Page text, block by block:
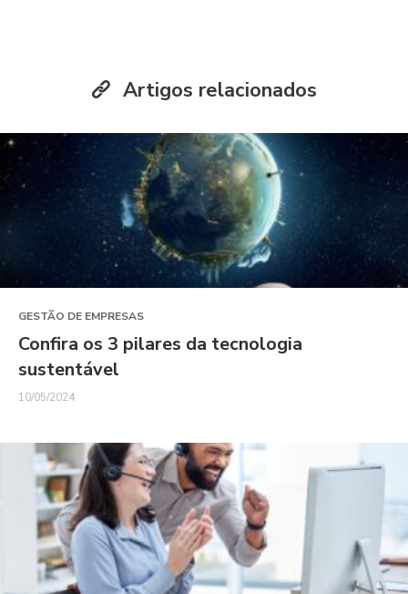
Artigos relacionados
GESTÃO DE EMPRESAS
Confira os 3 pilares da tecnologia
sustentável
10/05/2024